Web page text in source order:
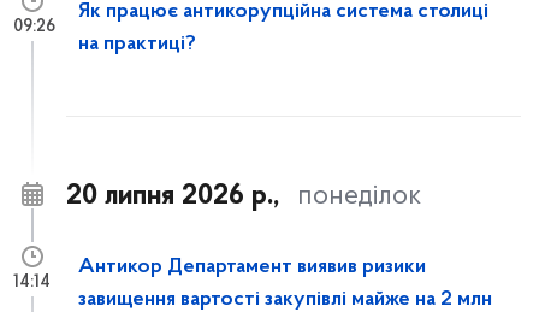
Як працює антикорупційна система столиці
на практиці?
09:26
20 липня 2026 р., понеділок
Антикор Департамент виявив ризики
завищення вартості закупівлі майже на 2 млн
14:14